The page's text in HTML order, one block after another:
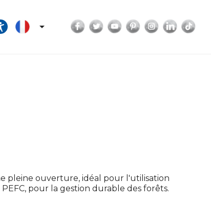
 Facebook
TwitterYouTubePinterestInstagram
pleine ouverture, idéal pour l'utilisation
pour la gestion durable des forêts.